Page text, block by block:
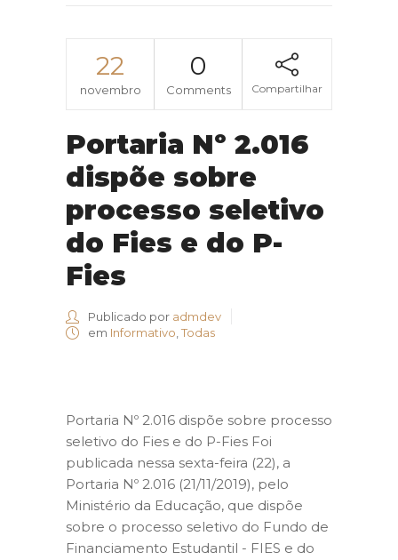
22
novembro
0
Comments Compartilhar
Portaria Nº 2.016
dispõe sobre
processo seletivo
do Fies e do P-
Fies
Publicado por admdev
em Informativo Todas
Portaria Nº 2.016 dispõe sobre processo
seletivo do Fies e do P-Fies Foi
publicada nessa sexta-feira (22), a
Portaria Nº 2.016 (21/11/2019), pelo
Ministério da Educação, que dispõe
sobre o processo seletivo do Fundo de
Financiamento Estudantil - FIES e do